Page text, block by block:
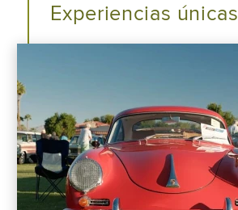
Experiencias únicas